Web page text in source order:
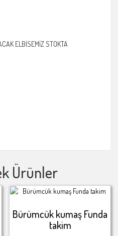
ELBİSEMİZ STOKTA
Ürünler
Bürümcük kumaş Funda
takim